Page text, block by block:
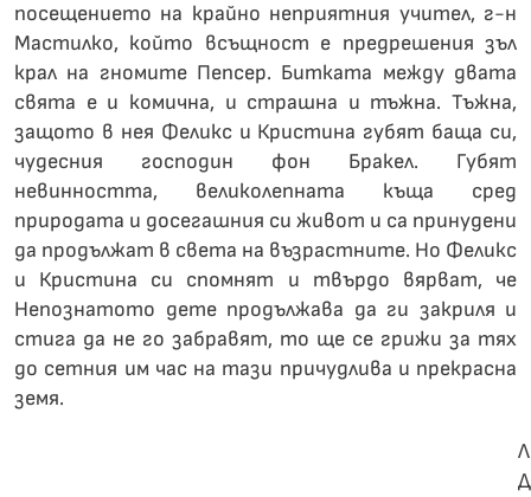
посещението на крайно неприятния учител, г-н
Мастилко, който всъщност е предрешения зъл
крал на гномите Пепсер. Битката между двата
свята е и комична, и страшна и тъжна. Тъжна,
защото в нея Феликс и Кристина губят баща си,
чудесния господин фон Бракел. Губят
невинността, великолепната къща сред
природата и досегашния си живот и са принудени
да продължат в света на възрастните. Но Феликс
и Кристина си спомнят и твърдо вярват, че
Непознатото дете продължава да ги закриля и
стига да не го забравят, то ще се грижи за тях
до сетния им час на тази причудлива и прекрасна
земя.